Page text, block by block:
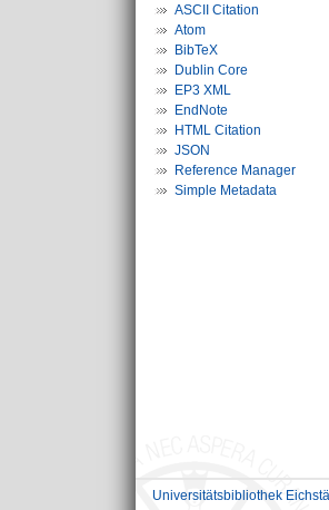
ASCII Citation
Atom
BibTeX
Dublin Core
EP3 XML
EndNote
HTML Citation
JSON
Reference Manager
Simple Metadata
Universitätsbibliothek